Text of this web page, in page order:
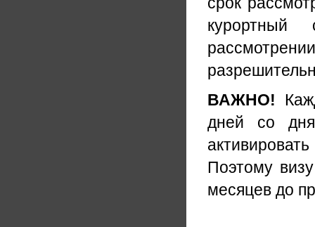
курортный
ВАЖНО!
дней со
Поэтому
месяцев до